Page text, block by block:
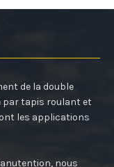
de la double
par tapis roulant et
les applications
nous